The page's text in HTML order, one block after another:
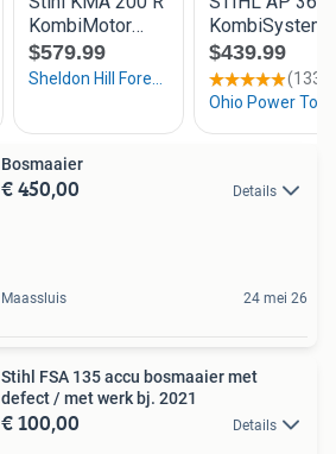
Bosmaaier
€ 450,00 Details
Maassluis 24 mei 26
Stihl FSA 135 accu bosmaaier met
defect / met werk bj. 2021
€ 100,00 Details